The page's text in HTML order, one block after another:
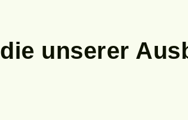
die unserer